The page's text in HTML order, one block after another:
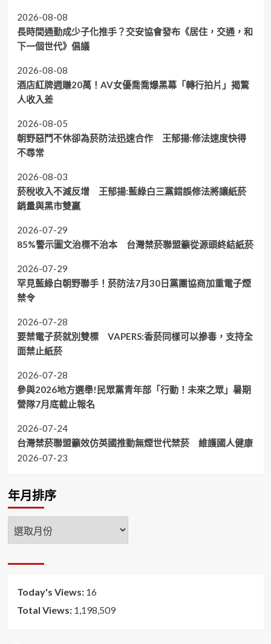
2026-08-08
長時間通勤成少子化推手？交安協會發布《居住，交通，和
下一個世代》倡議
2026-08-08
酒店紅牌週賺20萬！AV女優喬喬爆黑幕「轉行拍片」揭驚
人收入差
2026-08-05
朝野惡鬥不休卻為菸防法迅速合作 王郁揚:修法速度快得
不尋常
2026-08-03
菸稅收入不減反增 王郁揚:藍綠白三黨錯誤修法將讓紙菸
銷量與黑市雙贏
2026-07-29
85%警示圖文治標不治本 台灣禁菸聯盟籲從源頭終結紙菸
2026-07-29
罕見藍綠白朝野聯手！菸防法7月30日黨團協商加重電子煙
禁令
2026-07-28
要禁電子菸就別雙標 VAPERS:香菸同樣可以摻毒，支持全
面禁止紙菸
2026-07-28
參與2026地方選舉!民眾黨青年部「行動！未來之眾」暑期
營隊7月底截止報名
2026-07-24
台灣禁菸聯盟籲效仿英國推動無煙世代禁菸 維護國人健康
2026-07-23
年月排序
年
月
Today's Views: 16
Total Views: 1,198,509